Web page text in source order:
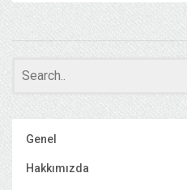
Genel
Hakkımızda